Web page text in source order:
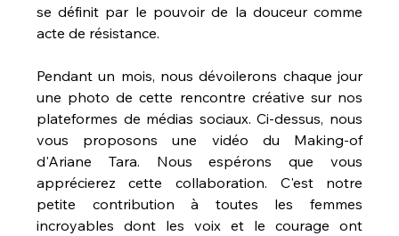
se définit par le pouvoir de la douceur comme
acte de résistance.
Pendant un mois, nous dévoilerons chaque jour
une photo de cette rencontre créative sur nos
plateformes de médias sociaux. Ci-dessus, nous
vous proposons une vidéo du Making-of
d'Ariane Tara. Nous espérons que vous
apprécierez cette collaboration. C'est notre
petite contribution à toutes les femmes
incroyables dont les voix et le courage ont